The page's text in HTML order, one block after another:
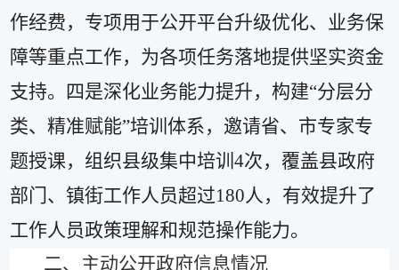
作经费，专项用于公开平台升级优化、业务保
障等重点工作，为各项任务落地提供坚实资金
支持。四是深化业务能力提升，构建“分层分
类、精准赋能”培训体系，邀请省、市专家专
题授课，组织县级集中培训4次，覆盖县政府
部门、镇街工作人员超过180人 ，有效提升了
工作人员政策理解和规范操作能力。
二、主动公开政府信息情况